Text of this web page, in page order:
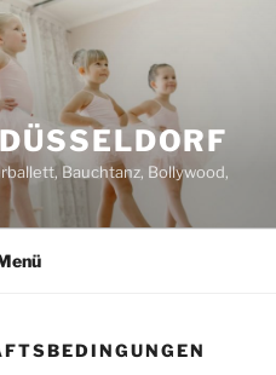
Bauchtanz, Bollywood,